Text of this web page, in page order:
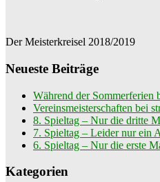
Der Meisterkreisel 2018/2019
Neueste Beiträge
Während der Sommerferien
Vereinsmeisterschaften bei
8. Spieltag – Nur die dritte
7. Spieltag – Leider nur ein
6. Spieltag – Nur die erste
Kategorien